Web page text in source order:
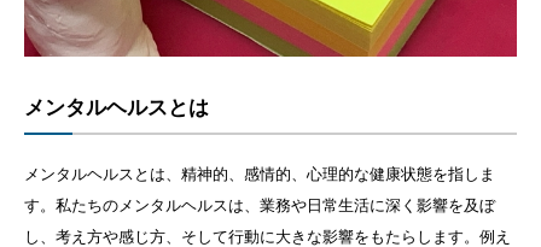
メンタルヘルスとは
メンタルヘルスとは、精神的、感情的、心理的な健康状態を指しま
す。私たちのメンタルヘルスは、業務や日常生活に深く影響を及ぼ
し、考え方や感じ方、そして行動に大きな影響をもたらします。例え